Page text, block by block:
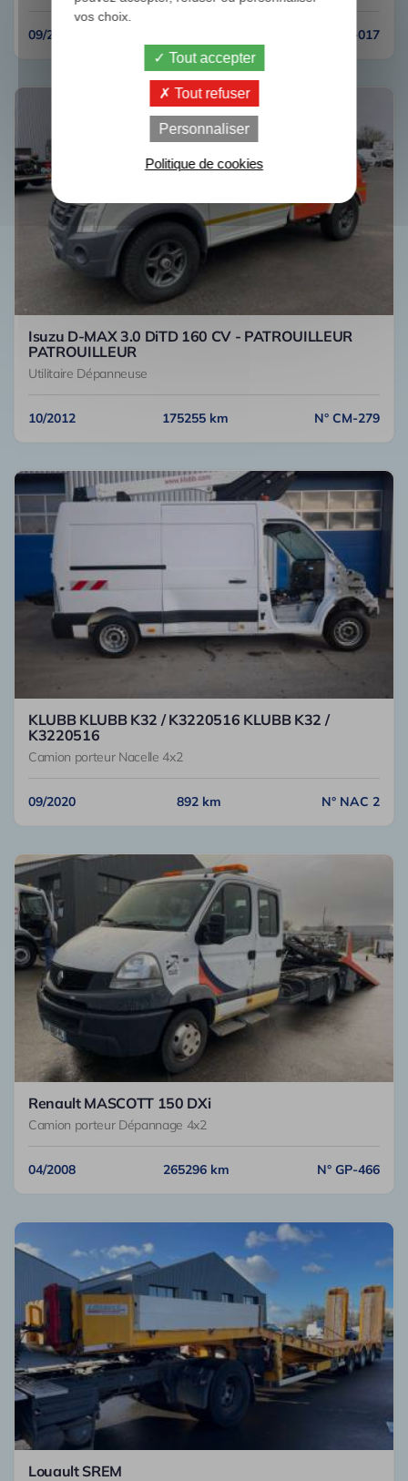
09/2016 N° EF-017
Isuzu D-MAX 3.0 DiTD 160 CV - PATROUILLEUR
PATROUILLEUR
Utilitaire Dépanneuse
10/2012 175255 km N° CM-279
KLUBB KLUBB K32 / K3220516 KLUBB K32 /
K3220516
Camion porteur Nacelle 4x2
09/2020 892 km N° NAC 2
Renault MASCOTT 150 DXi
Camion porteur Dépannage 4x2
04/2008 265296 km N° GP-466
Louault SREM
vos choix.
Tout accepter
Tout refuser
Personnaliser
Politique de cookies